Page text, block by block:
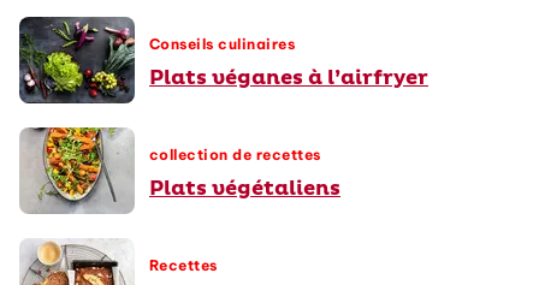
Conseils culinaires
Plats véganes à l’airfryer
collection de recettes
Plats végétaliens
Recettes